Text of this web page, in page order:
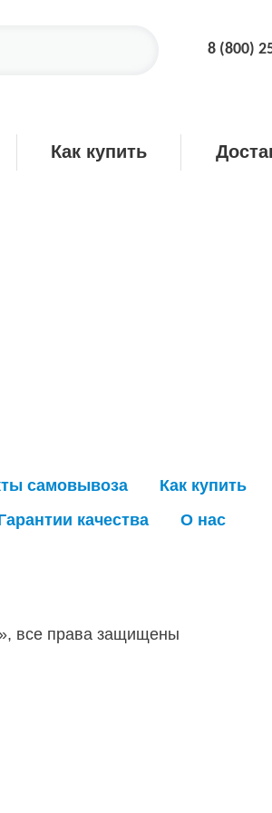
8 (800)
Как купить
самовывоза Как купить
качества
О нас
все права защищены